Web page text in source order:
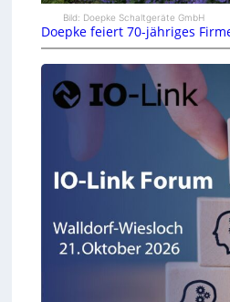
Bild: Doepke Schaltgeräte GmbH
Doepke feiert 70-jähriges